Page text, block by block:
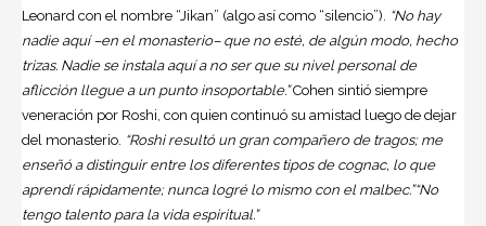
Leonard con el nombre “Jikan” (algo así como “silencio”). “No hay
nadie aquí –en el monasterio– que no esté, de algún modo, hecho
trizas. Nadie se instala aquí a no ser que su nivel personal de
aflicción llegue a un punto insoportable.”Cohen sintió siempre
veneración por Roshi, con quien continuó su amistad luego de dejar
del monasterio. “Roshi resultó un gran compañero de tragos; me
enseñó a distinguir entre los diferentes tipos de cognac, lo que
aprendí rápidamente; nunca logré lo mismo con el malbec.”“No
tengo talento para la vida espiritual.”